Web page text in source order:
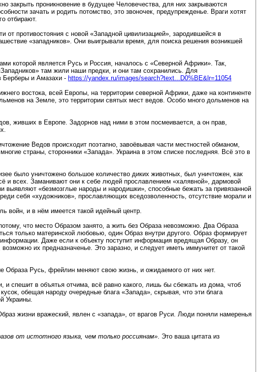
закрыть проникновение в будущее Человечества, для них закрываются
зачать и родить потомство, это звоночек, предупрежденье. Враги хотят
отбирают.
противостояния с новой «Западной цивилизацией», зародившейся в
«западников». Они выигрывали время, для поиска решения возникшей
которой является Русь и Россия, началось с «Северной Африки». Так,
там жили наши предки, и они там сохранились. Для
Берберы и Амазахи - https://yandex.ru/images/search?text...D0%BE&lr=11054
востока, всей Европы, на территории северной Африки, даже на континенте
на Земле, это территории святых мест ведов. Особо много дольменов на
живших в Европе. Задорнов над ними в этом посмеивается, а он прав,
Ведов происходит поэтапно, завоёвывая части местностей обманом,
страны, сторонники «Запада». Украина в этом списке последняя. Всё это в
было уничтожено большое количество диких животных, был уничтожен, как
и всех. Заманивают они к себе людей прославлением «халявной», дармовой
«безмозглые народы и народишки», способные бежать за привязанной
себя «художников», прославляющих вседозволенность, отсутствие морали и
войн, и в нём имеется такой идейный центр.
что место Образом занято, а жить без Образа невозможно. Два Образа
только материнской любовью, один Образ внутри другого. Образ формирует
Даже если к объекту поступит информация вредящая Образу, он
их предназначенье. Это заразно, и следует иметь иммунитет от такой
Образа Русь, фрейлин меняют свою жизнь, и ожидаемого от них нет.
и спешит в объятья отчима, всё равно какого, лишь бы сбежать из дома, чтоб
обещая народу очередные блага «Запада», скрывая, что эти блага
Украины.
жизни вражеский, явлен с «запада», от врагов Руси. Люди поняли намеренья
от истотного языка, чем только россиянам». Это ваша цитата из